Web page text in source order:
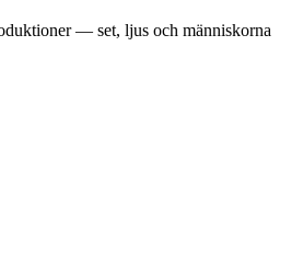
— set, ljus och människorna